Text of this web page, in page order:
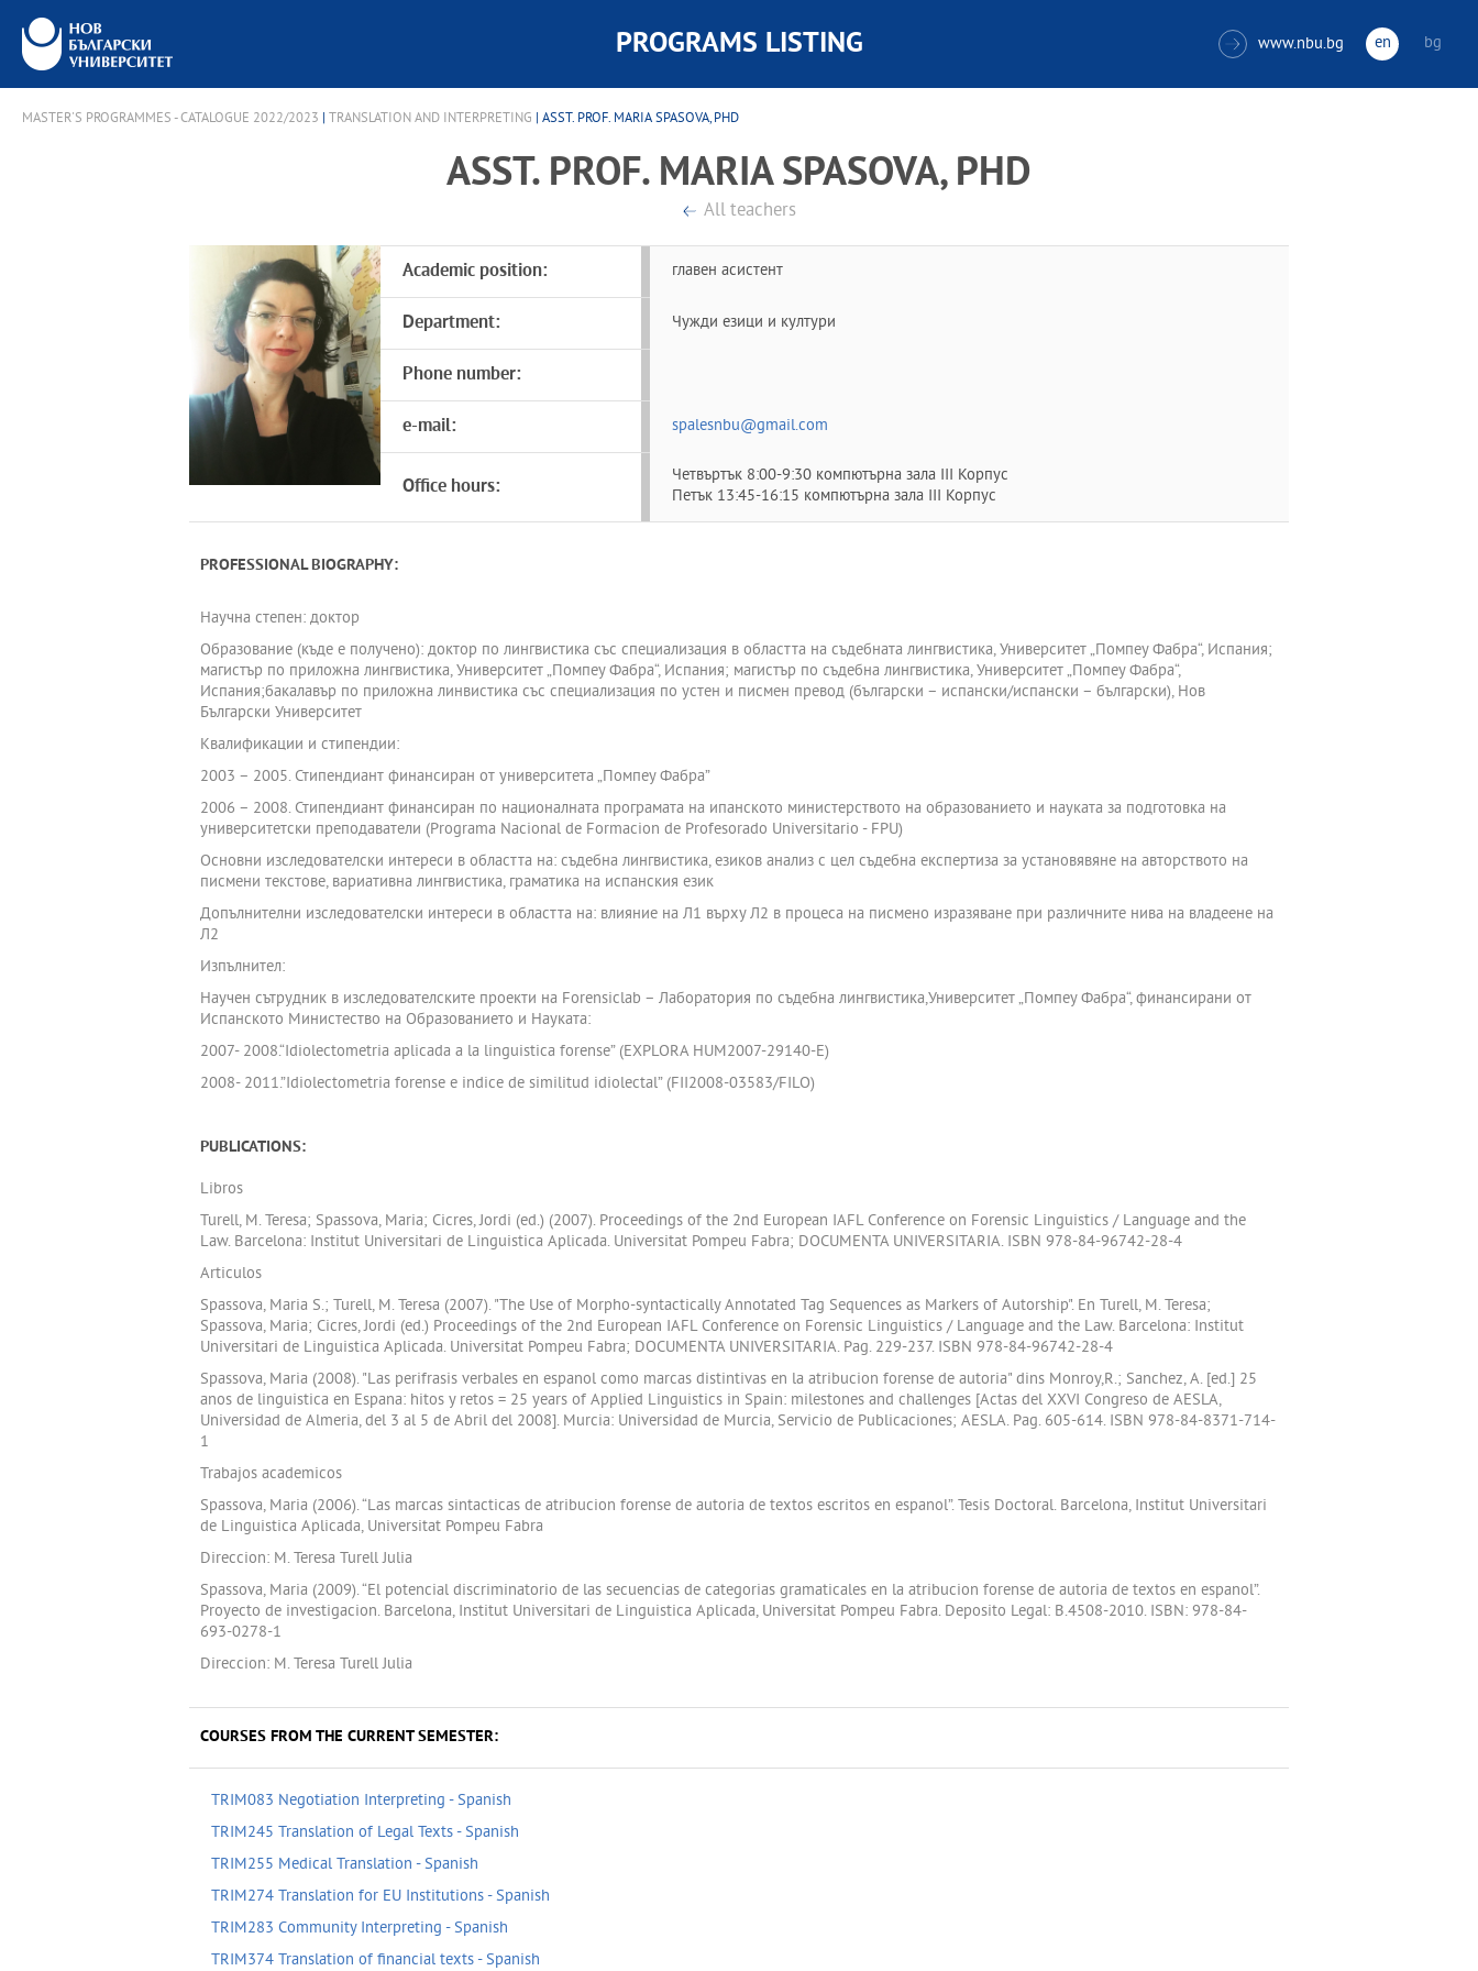
PROGRAMS LISTING  www.nbu.bg en bg
MASTER'S PROGRAMMES - CATALOGUE 2022/2023 TRANSLATION AND INTERPRETING | ASST. PROF. MARIA SPASOVA, PHD
ASST. PROF. MARIA SPASOVA, PHD
All teachers
Academic position: главен асистент
Department: Чужди езици и култури
Phone number:
e-mail: spalesnbu@gmail.com
Office hours:
Четвъртък 8:00-9:30 компютърна зала ІІІ Корпус
Петък 13:45-16:15 компютърна зала ІІІ Корпус
PROFESSIONAL BIOGRAPHY:
Научна степен: доктор
Образование (къде е получено): доктор по лингвистика със специализация в областта на съдебната лингвистика, Университет „Помпеу Фабра“, Испания;
магистър по приложна лингвистика, Университет „Помпеу Фабра“, Испания; магистър по съдебна лингвистика, Университет „Помпеу Фабра“,
Испания;бакалавър по приложна линвистика със специализация по устен и писмен превод (български – испански/испански – български), Нов
Български Университет
Квалификации и стипендии:
2003 – 2005. Стипендиант финансиран от университета „Помпеу Фабра”
2006 – 2008. Стипендиант финансиран по националната програмата на ипанското министерството на образованието и науката за подготовка на
университетски преподаватели (Programa Nacional de Formacion de Profesorado Universitario - FPU)
Основни изследователски интереси в областта на: съдебна лингвистика, езиков анализ с цел съдебна експертиза за установявяне на авторството на
писмени текстове, вариативна лингвистика, граматика на испанския език
Допълнителни изследователски интереси в областта на: влияние на Л1 върху Л2 в процеса на писмено изразяване при различните нива на владеене на
Л2
Изпълнител:
Научен сътрудник в изследователските проекти на Forensiclab – Лаборатория по съдебна лингвистика,Университет „Помпеу Фабра“, финансирани от
Испанското Министество на Образованието и Науката:
2007- 2008.“Idiolectometria aplicada a la linguistica forense” (EXPLORA HUM2007-29140-E)
2008- 2011.”Idiolectometria forense e indice de similitud idiolectal” (FII2008-03583/FILO)
PUBLICATIONS:
Libros
Turell, M. Teresa; Spassova, Maria; Cicres, Jordi (ed.) (2007). Proceedings of the 2nd European IAFL Conference on Forensic Linguistics / Language and the
Law. Barcelona: Institut Universitari de Linguistica Aplicada. Universitat Pompeu Fabra; DOCUMENTA UNIVERSITARIA. ISBN 978-84-96742-28-4
Articulos
Spassova, Maria S.; Turell, M. Teresa (2007). "The Use of Morpho-syntactically Annotated Tag Sequences as Markers of Autorship". En Turell, M. Teresa;
Spassova, Maria; Cicres, Jordi (ed.) Proceedings of the 2nd European IAFL Conference on Forensic Linguistics / Language and the Law. Barcelona: Institut
Universitari de Linguistica Aplicada. Universitat Pompeu Fabra; DOCUMENTA UNIVERSITARIA. Pag. 229-237. ISBN 978-84-96742-28-4
Spassova, Maria (2008). "Las perifrasis verbales en espanol como marcas distintivas en la atribucion forense de autoria" dins Monroy,R.; Sanchez, A. [ed.] 25
anos de linguistica en Espana: hitos y retos = 25 years of Applied Linguistics in Spain: milestones and challenges [Actas del XXVI Congreso de AESLA,
Universidad de Almeria, del 3 al 5 de Abril del 2008]. Murcia: Universidad de Murcia, Servicio de Publicaciones; AESLA. Pag. 605-614. ISBN 978-84-8371-714-
1
Trabajos academicos
Spassova, Maria (2006). “Las marcas sintacticas de atribucion forense de autoria de textos escritos en espanol”. Tesis Doctoral. Barcelona, Institut Universitari
de Linguistica Aplicada, Universitat Pompeu Fabra
Direccion: M. Teresa Turell Julia
Spassova, Maria (2009). “El potencial discriminatorio de las secuencias de categorias gramaticales en la atribucion forense de autoria de textos en espanol”.
Proyecto de investigacion. Barcelona, Institut Universitari de Linguistica Aplicada, Universitat Pompeu Fabra. Deposito Legal: B.4508-2010. ISBN: 978-84-
693-0278-1
Direccion: M. Teresa Turell Julia
COURSES FROM THE CURRENT SEMESTER:
TRIM083 Negotiation Interpreting - Spanish
TRIM245 Translation of Legal Texts - Spanish
TRIM255 Medical Translation - Spanish
TRIM274 Translation for EU Institutions - Spanish
TRIM283 Community Interpreting - Spanish
TRIM374 Translation of financial texts - Spanish